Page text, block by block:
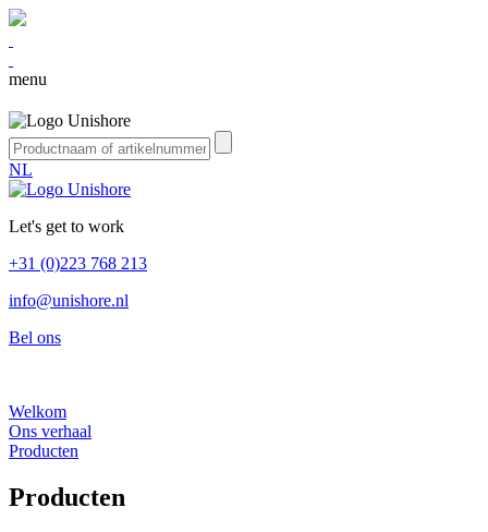
menu
NL
Let's get to work
+31 (0)223 768 213
info@unishore.nl
Bel ons
Welkom
Ons verhaal
Producten
Producten